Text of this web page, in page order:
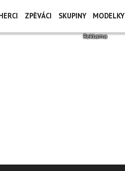
ZPĚVÁCI SKUPINY MODELKY